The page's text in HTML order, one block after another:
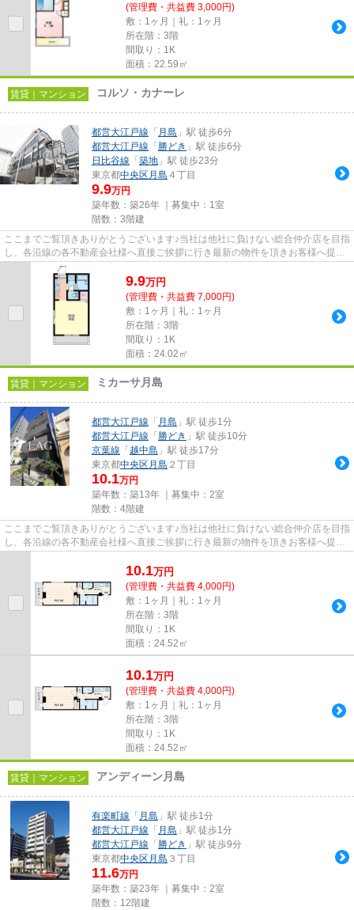
(管理費・共益費 3,000円)
敷：1ヶ月｜礼：1ヶ月
所在階：3階
間取り：1K
面積：22.59㎡
賃貸｜マンション コルソ・カナーレ
都営大江戸線 「 月島 」駅 徒歩6分
都営大江戸線 「 勝どき 」駅 徒歩6分
日比谷線 「 築地 」駅 徒歩23分
東京都中央区 月島 ４丁目
9.9万円
築年数：築26年 ｜募集中： 1室
階数：3階建
ここまでご覧頂きありがとうございます♪当社は他社に負けない総合仲介店を目指
し、各沿線の各不動産会社様へ直接ご挨拶に行き最新の物件を頂きお客様へ提供
しております！最新の情報は...
9.9万円
(管理費・共益費 7,000円)
敷：1ヶ月｜礼：1ヶ月
所在階：3階
間取り：1K
面積：24.02㎡
賃貸｜マンション ミカーサ月島
都営大江戸線 「 月島 」駅 徒歩1分
都営大江戸線 「 勝どき 」駅 徒歩10分
京葉線 「 越中島 」駅 徒歩17分
東京都中央区 月島 ２丁目
10.1万円
築年数：築13年 ｜募集中： 2室
階数：4階建
ここまでご覧頂きありがとうございます♪当社は他社に負けない総合仲介店を目指
し、各沿線の各不動産会社様へ直接ご挨拶に行き最新の物件を頂きお客様へ提供
10.1万円
(管理費・共益費 4,000円)
敷：1ヶ月｜礼：1ヶ月
所在階：3階
間取り：1K
面積：24.52㎡
10.1万円
(管理費・共益費 4,000円)
敷：1ヶ月｜礼：1ヶ月
所在階：3階
間取り：1K
面積：24.52㎡
賃貸｜マンション アンディーン月島
有楽町線 「 月島 」駅 徒歩1分
都営大江戸線 「 月島 」駅 徒歩1分
都営大江戸線 「 勝どき 」駅 徒歩9分
東京都中央区 月島 ３丁目
11.6万円
築年数：築23年 ｜募集中： 2室
階数：12階建